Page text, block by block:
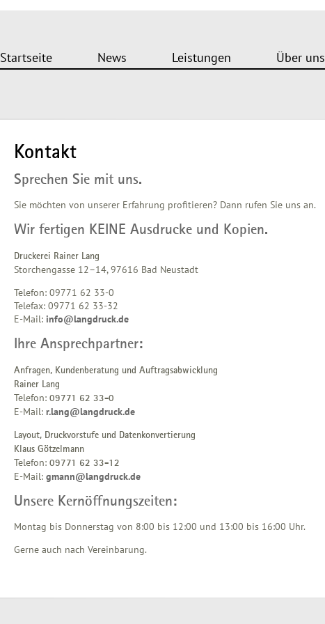
Startseite News Leistungen Über uns
Kontakt
Sprechen Sie mit uns.
Sie möchten von unserer Erfahrung profitieren? Dann rufen Sie uns an.
Wir fertigen KEINE Ausdrucke und Kopien.
Druckerei Rainer Lang
Storchengasse 12–14, 97616 Bad Neustadt
Telefon: 09771 62 33-0
Telefax: 09771 62 33-32
E-Mail: info@langdruck.de
Ihre Ansprechpartner:
Anfragen, Kundenberatung und Auftragsabwicklung
Rainer Lang
Telefon: 09771 62 33-0
E-Mail: r.lang@langdruck.de
Layout, Druckvorstufe und Datenkonvertierung
Klaus Götzelmann
Telefon: 09771 62 33-12
E-Mail: gmann@langdruck.de
Unsere Kernöffnungszeiten:
Montag bis Donnerstag von 8:00 bis 12:00 und 13:00 bis 16:00 Uhr.
Gerne auch nach Vereinbarung.